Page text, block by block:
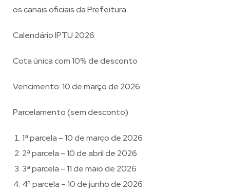
os canais oficiais da Prefeitura.
Calendário IPTU 2026
Cota única com 10% de desconto
Vencimento: 10 de março de 2026
Parcelamento (sem desconto)
1ª parcela – 10 de março de 2026
2ª parcela – 10 de abril de 2026
3ª parcela – 11 de maio de 2026
4ª parcela – 10 de junho de 2026